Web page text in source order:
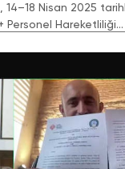
14–18 Nisan 2025
Personel Hareketliliği